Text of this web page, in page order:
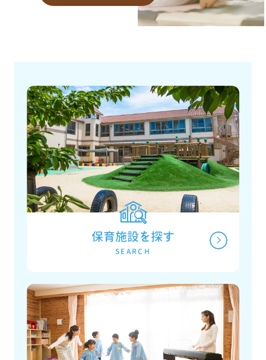
保育施設を探す
SEARCH